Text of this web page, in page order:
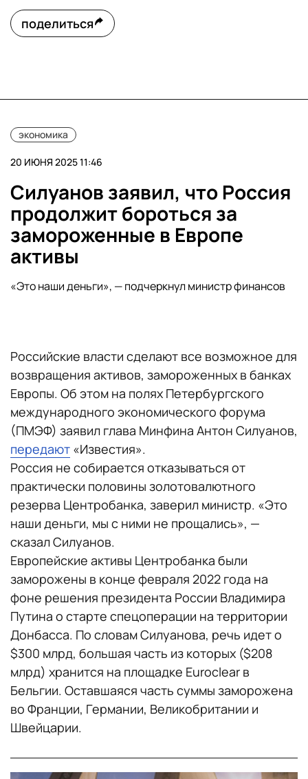
поделиться
экономика
20 ИЮНЯ 2025 11:46
Силуанов заявил, что Россия
продолжит бороться за
замороженные в Европе
активы
«Это наши деньги», — подчеркнул министр финансов
Российские власти сделают все возможное для
возвращения активов, замороженных в банках
Европы. Об этом на полях Петербургского
международного экономического форума
(ПМЭФ) заявил глава Минфина Антон Силуанов,
передают «Известия».
Россия не собирается отказываться от
практически половины золотовалютного
резерва Центробанка, заверил министр. «Это
наши деньги, мы с ними не прощались», —
сказал Силуанов.
Европейские активы Центробанка были
заморожены в конце февраля 2022 года на
фоне решения президента России Владимира
Путина о старте спецоперации на территории
Донбасса. По словам Силуанова, речь идет о
$300 млрд, большая часть из которых ($208
млрд) хранится на площадке Euroclear в
Бельгии. Оставшаяся часть суммы заморожена
во Франции, Германии, Великобритании и
Швейцарии.